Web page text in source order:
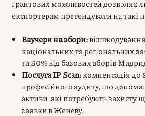
грантових можливостей дозволяє
експортерам претендувати на такі
Ваучери на збори:
національних та регіональних
та 50% від базових зборів
Послуга IP Scan:компенсація до
професійного аудиту, що
активи, які потребують захисту
заявки в Женеву.